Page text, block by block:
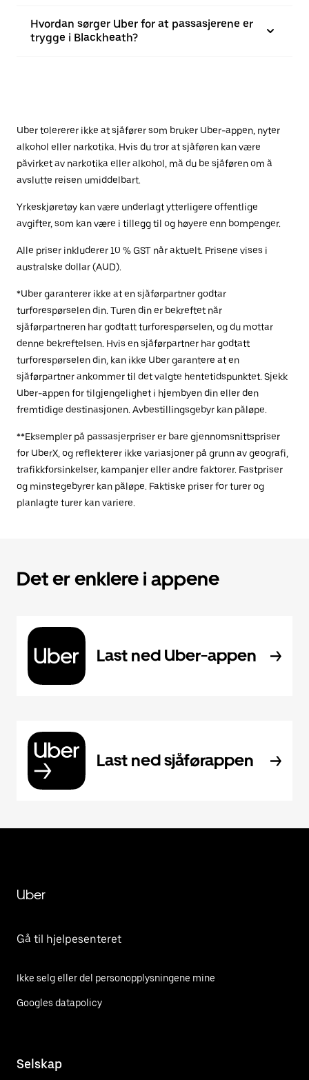
Hvordan sørger Uber for at passasjerene er
trygge i Blackheath?
Uber tolererer ikke at sjåfører som bruker Uber-appen, nyter
alkohol eller narkotika. Hvis du tror at sjåføren kan være
påvirket av narkotika eller alkohol, må du be sjåføren om å
avslutte reisen umiddelbart.
Yrkeskjøretøy kan være underlagt ytterligere offentlige
avgifter, som kan være i tillegg til og høyere enn bompenger.
Alle priser inkluderer 10 % GST når aktuelt. Prisene vises i
australske dollar (AUD).
*Uber garanterer ikke at en sjåførpartner godtar
turforespørselen din. Turen din er bekreftet når
sjåførpartneren har godtatt turforespørselen, og du mottar
denne bekreftelsen. Hvis en sjåførpartner har godtatt
turforespørselen din, kan ikke Uber garantere at en
sjåførpartner ankommer til det valgte hentetidspunktet. Sjekk
Uber-appen for tilgjengelighet i hjembyen din eller den
fremtidige destinasjonen. Avbestillingsgebyr kan påløpe.
**Eksempler på passasjerpriser er bare gjennomsnittspriser
for UberX, og reflekterer ikke variasjoner på grunn av geografi,
trafikkforsinkelser, kampanjer eller andre faktorer. Fastpriser
og minstegebyrer kan påløpe. Faktiske priser for turer og
planlagte turer kan variere.
Det er enklere i appene
Last ned Uber-appen
Last ned sjåførappen
Uber
Gå til hjelpesenteret
Ikke selg eller del personopplysningene mine
Googles datapolicy
Selskap